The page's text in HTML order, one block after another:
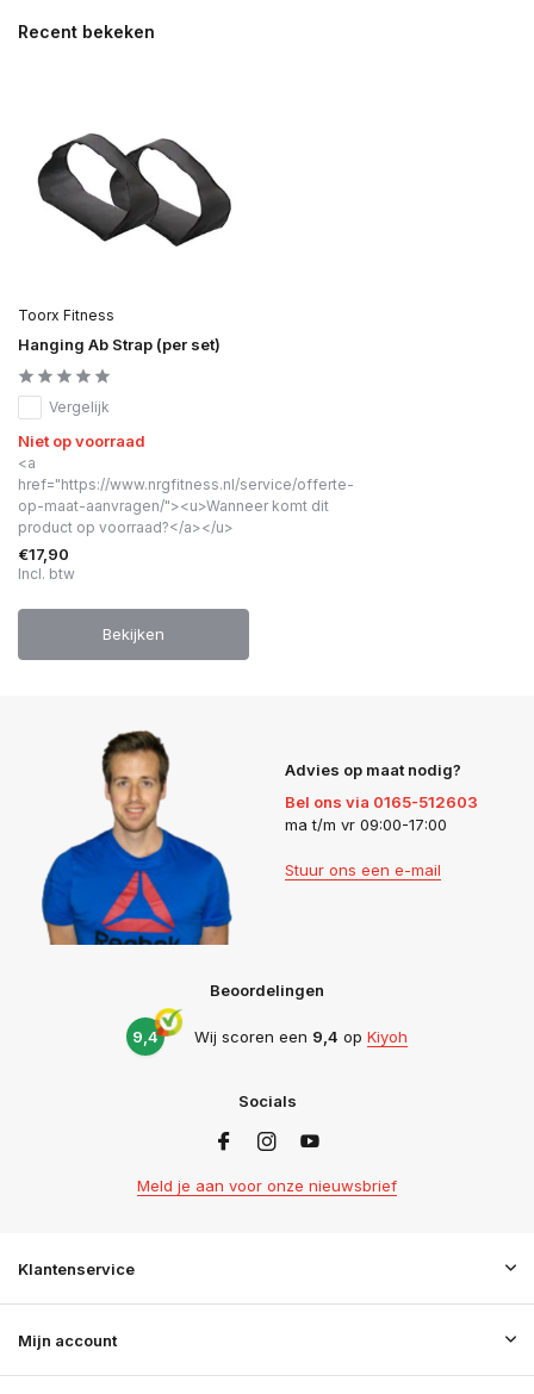
Recent bekeken
Toorx Fitness
Hanging Ab Strap (per set)
Vergelijk
Niet op voorraad
<a
href="https://www.nrgfitness.nl/service/offerte-
op-maat-aanvragen/"><u>Wanneer komt dit
product op voorraad?</a></u>
€17,90
Incl. btw
Bekijken
Advies op maat nodig?
Bel ons via 0165-512603
ma t/m vr 09:00-17:00
Stuur ons een e-mail
Beoordelingen
9,4 Wij scoren een 9,4 op Kiyoh
Socials
Meld je aan voor onze nieuwsbrief
Klantenservice
Mijn account